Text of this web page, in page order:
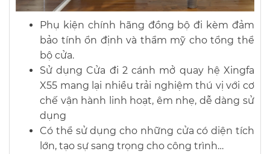
Phụ kiện chính hãng đồng bộ đi kèm đảm
bảo tính ổn định và thẩm mỹ cho tổng thể
bộ cửa.
Sử dụng Cửa đi 2 cánh mở quay hệ Xingfa
X55 mang lại nhiều trải nghiệm thú vị với cơ
chế vận hành linh hoạt, êm nhẹ, dễ dàng sử
dụng
Có thể sử dụng cho những cửa có diện tích
lớn, tạo sự sang trọng cho công trình…